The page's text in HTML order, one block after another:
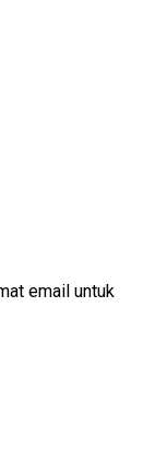
email untuk